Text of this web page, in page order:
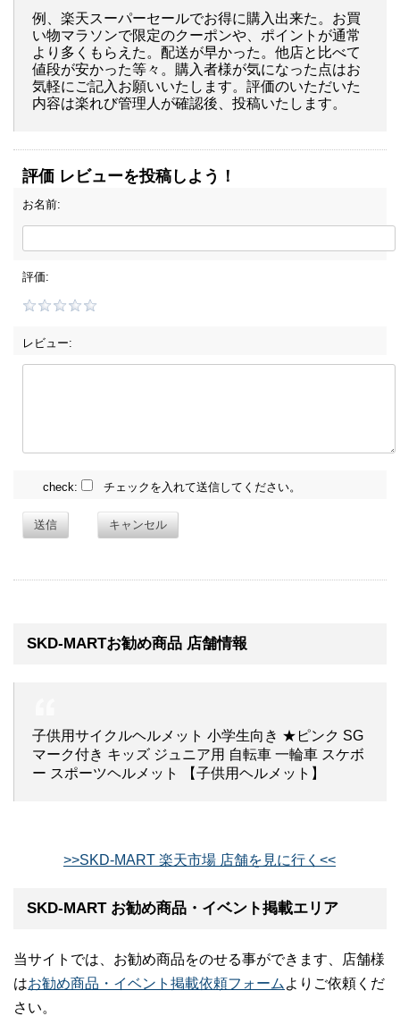
例、楽天スーパーセールでお得に購入出来た。お買
い物マラソンで限定のクーポンや、ポイントが通常
より多くもらえた。配送が早かった。他店と比べて
値段が安かった等々。購入者様が気になった点はお
気軽にご記入お願いいたします。評価のいただいた
内容は楽れび管理人が確認後、投稿いたします。
評価 レビューを投稿しよう！
お名前:
評価:
レビュー:
check: チェックを入れて送信してください。
送信 キャンセル
SKD-MARTお勧め商品 店舗情報
子供用サイクルヘルメット 小学生向き ★ピンク SG
マーク付き キッズ ジュニア用 自転車 一輪車 スケボ
ー スポーツヘルメット 【子供用ヘルメット】
>>SKD-MART 楽天市場 店舗を見に行く<<
SKD-MART お勧め商品・イベント掲載エリア
当サイトでは、お勧め商品をのせる事ができます、店舗様
はお勧め商品・イベント掲載依頼フォーム よりご依頼くだ
さい。